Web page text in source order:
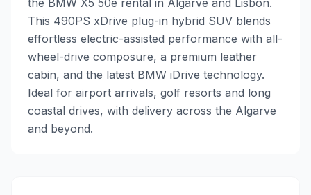
the BMW X5 50e rental in Algarve and Lisbon.
This 490PS xDrive plug-in hybrid SUV blends
effortless electric-assisted performance with all-
wheel-drive composure, a premium leather
cabin, and the latest BMW iDrive technology.
Ideal for airport arrivals, golf resorts and long
coastal drives, with delivery across the Algarve
and beyond.